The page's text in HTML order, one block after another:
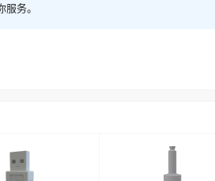
务。